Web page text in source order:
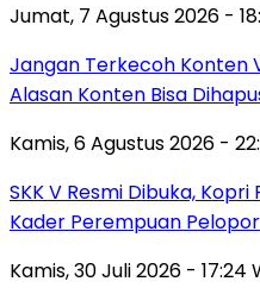
Jumat, 7 Agustus 2026 -
Jangan Terkecoh Konten
Alasan Konten Bisa
Kamis, 6 Agustus 2026 -
SKK V Resmi Dibuka,
Kader Perempuan
Kamis, 30 Juli 2026 - 17:24